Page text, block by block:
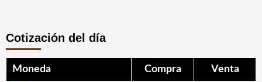
Cotización del día
Moneda Compra Venta